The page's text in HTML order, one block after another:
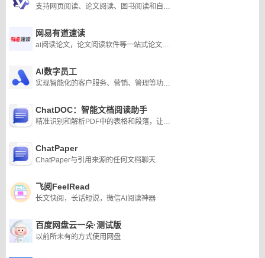
支持网页阅读、论文阅读、图书阅读和自由阅读，让AI帮你读得多、读得快、读得懂
网易有道速读
ai阅读论文，论文阅读软件等一站式论文、文档速读方面的问题
AI数字员工
实现智能化的客户服务、营销、管理等功能,AI数字员工可以根据企业的需求和场景
ChatDOC：智能文档阅读助手
精准识别和解析PDF中的表格和段落，让AI回答都可以溯源至文档内容。后续还会支持图片、扫描件格式，以及多个文档交叉问答。
ChatPaper
ChatPaper与引用来源的任何文档聊天
飞阅FeelRead
长文快阅，长话短说，微信AI阅读神器
百度网盘云一朵·测试版
以前所未有的方式使用网盘